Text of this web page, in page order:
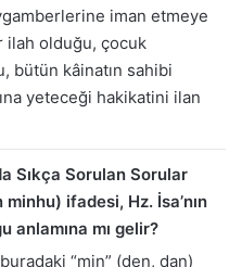
iman etmeye
ilah olduğu, çocuk
bütün kâinatın sahibi
yeteceği hakikatini ilan
Sıkça Sorulan Sorular
ifadesi, Hz. İsa’nın
anlamına mı gelir?
“min” (den, dan)